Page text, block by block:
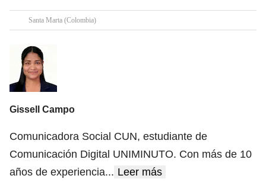
Santa Marta (Colombia)
Gissell Campo
Comunicadora Social CUN, estudiante de
Comunicación Digital UNIMINUTO. Con más de 10
años de experiencia... Leer más